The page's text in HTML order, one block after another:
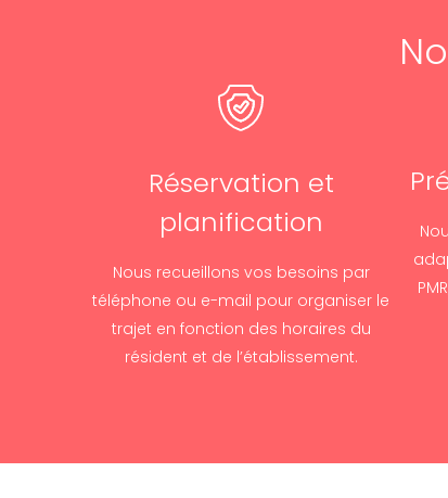
Réservation et
planification
Nous recueillons vos besoins par
téléphone ou e-mail pour organiser le
trajet en fonction des horaires du
résident et de l’établissement.